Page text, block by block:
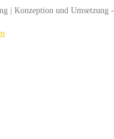
| Konzeption und Umsetzung -